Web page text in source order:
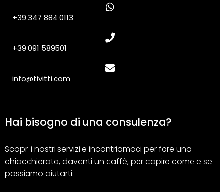
+39 347 884 0113
+39 091 589501
info@tivitti.com
Hai bisogno di una consulenza?
Scopri i nostri servizi e incontriamoci per fare una
chiacchierata, davanti un caffè, per capire come e se
possiamo aiutarti.